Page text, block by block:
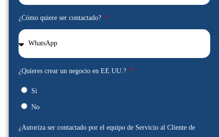
¿Cómo quiere ser contactado?
¿Quieres crear un negocio en EE.UU.?
Si
No
¿Autoriza ser contactado por el equipo de Servicio al Cliente de